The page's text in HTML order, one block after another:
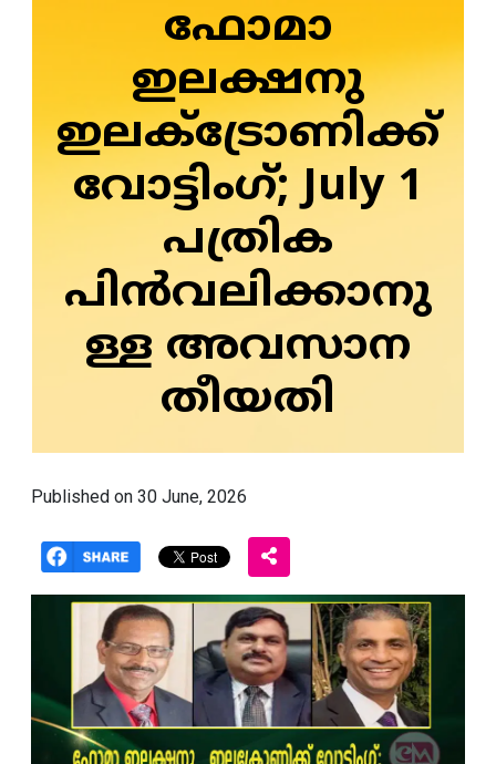
ഫോമാ
ഇലക്ഷനു
ഇലക്ട്രോണിക്ക്
വോട്ടിംഗ്; July 1
പത്രിക
പിൻവലിക്കാനു
ള്ള അവസാന
തീയതി
Published on 30 June, 2026